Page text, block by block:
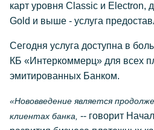
карт уровня Classic и Electron,
Gold и выше - услуга
Сегодня услуга доступна в
КБ «Интеркоммерц» для всех
эмитированных Банком.
«Нововведение является
клиентах банка, -- говорит